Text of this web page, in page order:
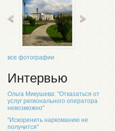
все фотографии
Интервью
Ольга Микушева: "Отказаться от
услуг регионального оператора
невозможно"
"Искоренить наркоманию не
получится"